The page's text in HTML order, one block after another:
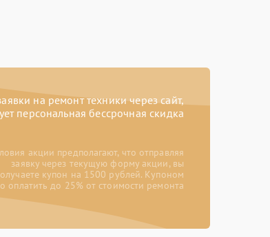
на ремонт техники через сайт,
персональная бессрочная скидка
акции предполагают, что отправляя
заявку через текущую форму акции, вы
купон на 1500 рублей. Купоном
оплатить до 25% от стоимости ремонта